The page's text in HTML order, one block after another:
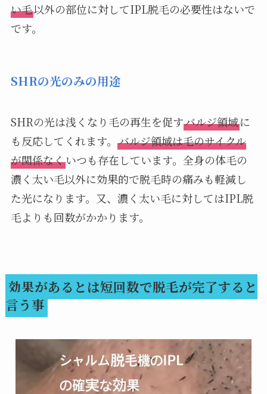
い毛以外の部位に対してIPL脱毛の必要性はないで
です。
SHRの光のみの用途
SHRの光は浅くなり毛の再生を促すバルジ領域に
も反応してくれます。 バルジ領域は毛のサイクル
が関係なくいつも存在しています。全身の体毛の
濃く太い毛以外に効果的で脱毛時の痛みも軽減し
た光になります。又、濃く太い毛に対してはIPL脱
毛よりも回数がかかります。
効果があるとは短回数で脱毛が完了すると
言う事